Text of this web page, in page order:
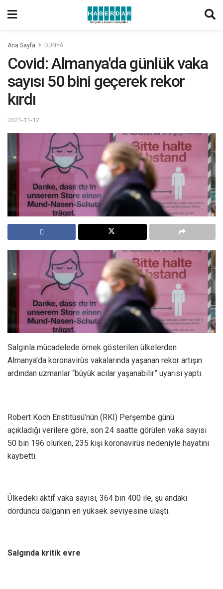
Ana Sayfa DÜNYA
Covid: Almanya'da günlük vaka
sayısı 50 bini geçerek rekor
kırdı
2021-11-12
Salgınla mücadelede örnek gösterilen ülkelerden
Almanya’da koronavirüs vakalarında yaşanan rekor artışın
ardından uzmanlar “büyük acılar yaşanabilir” uyarısı yaptı.
Robert Koch Enstitüsü’nün (RKI) Perşembe günü
açıkladığı verilere göre, son 24 saatte görülen vaka sayısı
50 bin 196 olurken, 235 kişi koronavirüs nedeniyle hayatını
kaybetti.
Ülkedeki aktif vaka sayısı, 364 bin 400 ile, şu andaki
dördüncü dalganın en yüksek seviyesine ulaştı.
Salgında kritik evre